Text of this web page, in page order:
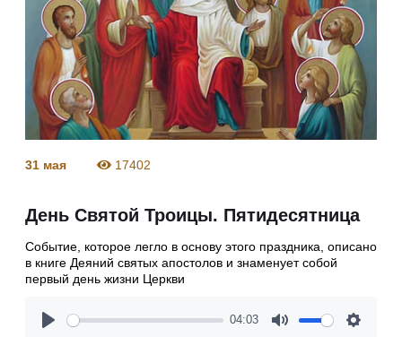
31 мая 17402
День Святой Троицы. Пятидесятница
Событие, которое легло в основу этого праздника, описано
в книге Деяний святых апостолов и знаменует собой
первый день жизни Церкви
04:03